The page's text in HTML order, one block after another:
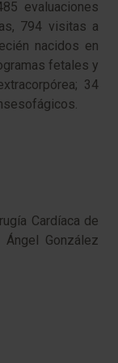
evaluaciones
794 visitas a
nacidos en
fetales y
34
Cardíaca de
González